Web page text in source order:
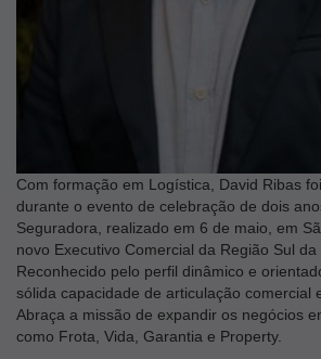
Com formação em Logística, David Ribas
durante o evento de celebração de dois
Seguradora, realizado em 6 de maio, em
novo Executivo Comercial da Região Sul
Reconhecido pelo perfil dinâmico e
sólida capacidade de articulação comercial
Abraça a missão de expandir os negócios
como Frota, Vida, Garantia e Property.